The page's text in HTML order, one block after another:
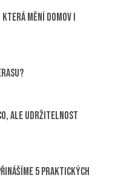
mění domov i
ale udržitelnost
5 praktických